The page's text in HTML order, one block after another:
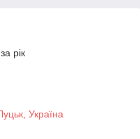
рік
Україна